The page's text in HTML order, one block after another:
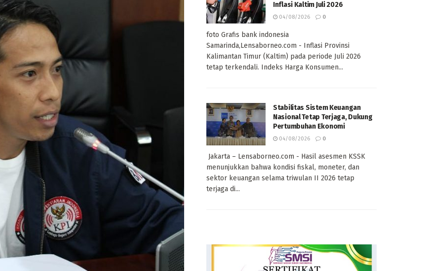
Inflasi Kaltim Juli 2026
04/08/2026 0
foto Grafis bank indonesia
Samarinda,Lensaborneo.com - Inflasi Provinsi
Kalimantan Timur (Kaltim) pada periode Juli 2026
tetap terkendali. Indeks Harga Konsumen...
Stabilitas Sistem Keuangan
Nasional Tetap Terjaga, Dukung
Pertumbuhan Ekonomi
04/08/2026 0
Jakarta – Lensaborneo.com - Hasil asesmen KSSK
menunjukkan bahwa kondisi fiskal, moneter, dan
sektor keuangan selama triwulan II 2026 tetap
terjaga di...